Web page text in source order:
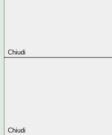
Chiudi
Chiudi